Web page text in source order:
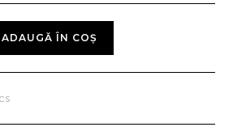
ADAUGĂ ÎN COȘ